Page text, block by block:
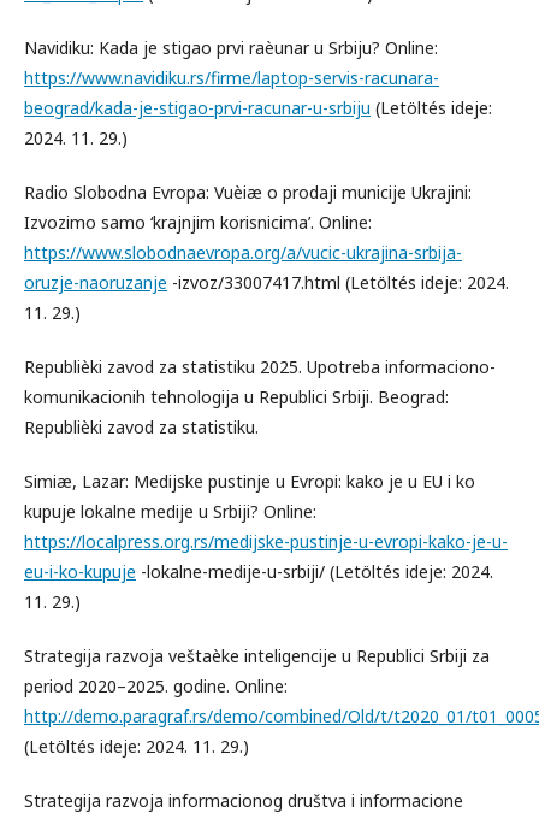
Navidiku: Kada je stigao prvi raèunar u Srbiju? Online:
https://www.navidiku.rs/firme/laptop-servis-racunara-
beograd/kada-je-stigao-prvi-racunar-u-srbiju (Letöltés ideje:
2024. 11. 29.)
Radio Slobodna Evropa: Vuèiæ o prodaji municije Ukrajini:
Izvozimo samo ‘krajnjim korisnicima’. Online:
https://www.slobodnaevropa.org/a/vucic-ukrajina-srbija-
oruzje-naoruzanje -izvoz/33007417.html (Letöltés ideje: 2024.
11. 29.)
Republièki zavod za statistiku 2025. Upotreba informaciono-
komunikacionih tehnologija u Republici Srbiji. Beograd:
Republièki zavod za statistiku.
Simiæ, Lazar: Medijske pustinje u Evropi: kako je u EU i ko
kupuje lokalne medije u Srbiji? Online:
https://localpress.org.rs/medijske-pustinje-u-evropi-kako-je-u-
eu-i-ko-kupuje -lokalne-medije-u-srbiji/ (Letöltés ideje: 2024.
11. 29.)
Strategija razvoja veštaèke inteligencije u Republici Srbiji za
period 2020–2025. godine. Online:
http://demo.paragraf.rs/demo/combined/Old/t/t2020_01/
(Letöltés ideje: 2024. 11. 29.)
Strategija razvoja informacionog društva i informacione